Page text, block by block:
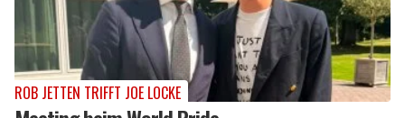
ROB JETTEN TRIFFT JOE LOCKE